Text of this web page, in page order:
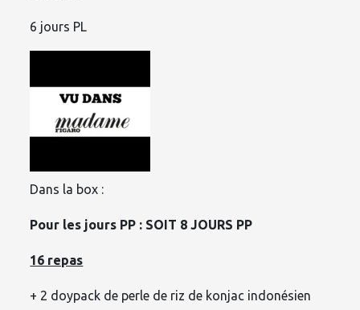
6 jours PL
Dans la box :
Pour les jours PP : SOIT 8 JOURS PP
16 repas
+ 2 doypack de perle de riz de konjac indonésien